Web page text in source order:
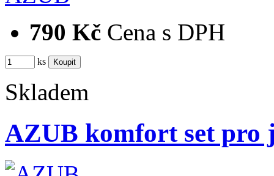
790 Kč Cena s DPH
ks
Skladem
AZUB komfort set pro